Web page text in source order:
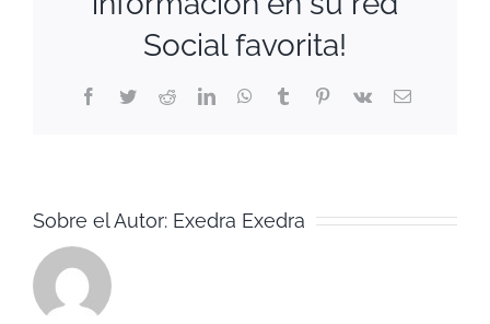
Social favorita!
Facebook
TwitterRedditLinkedInWhatsApp
TumblrPinterest
Vk
Correo
Sobre el Autor: Exedra Exedra